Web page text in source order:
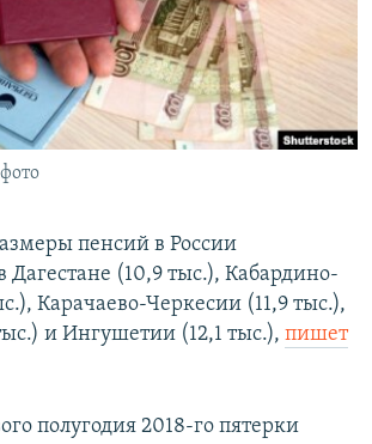
НА РАССЫЛКУ
РС
пенсий в России
Дагестане (10,9 тыс.), Кабардино-
Карачаево-Черкесии (11,9 тыс.),
и Ингушетии (12,1 тыс.), пишет
полугодия 2018-го пятерки